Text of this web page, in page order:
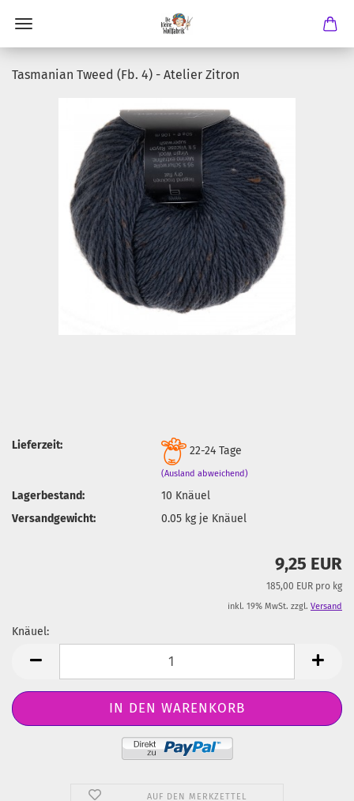
Tasmanian Tweed (Fb. 4) - Atelier Zitron
Lieferzeit: 22-24 Tage
(Ausland abweichend)
Lagerbestand: 10 Knäuel
Versandgewicht:
0.05 kg je Knäuel
9,25 EUR
185,00 EUR pro kg
inkl. 19% MwSt. zzgl. Versand
Knäuel:
AUF DEN MERKZETTEL